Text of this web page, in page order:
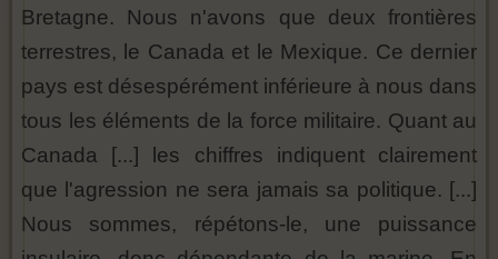
Bretagne. Nous n'avons que deux frontières
terrestres, le Canada et le Mexique. Ce dernier
pays est désespérément inférieure à nous dans
tous les éléments de la force militaire. Quant au
Canada [...] les chiffres indiquent clairement
que l'agression ne sera jamais sa politique. [...]
Nous sommes, répétons-le, une puissance